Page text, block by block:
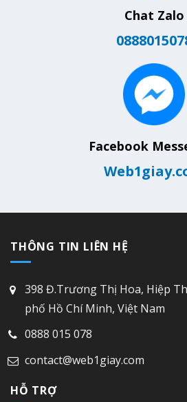
Chat Zalo
Facebook
THÔNG TIN LIÊN HỆ
398 Đ.Trương Thị Hoa, Hiệp
phố Hồ Chí Minh, Việt Nam
0888 015 078
contact@web1giay.com
HỖ TRỢ